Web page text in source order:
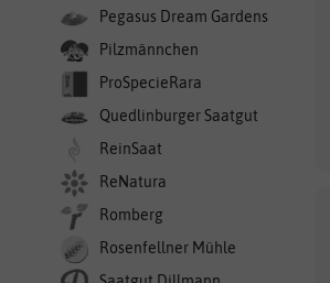
Pegasus Dream Gardens
Pilzmännchen
ProSpecieRara
Quedlinburger Saatgut
ReinSaat
ReNatura
Romberg
Rosenfellner Mühle